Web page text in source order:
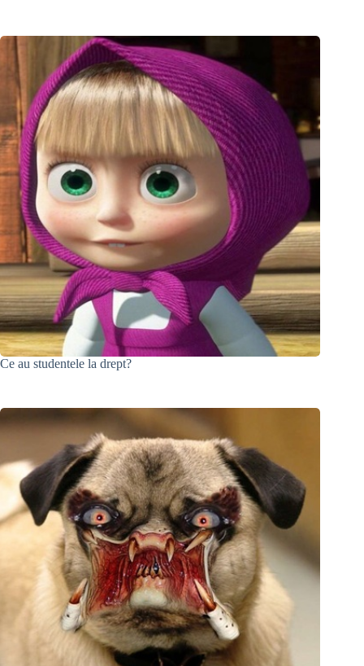
Ce au studentele la drept?